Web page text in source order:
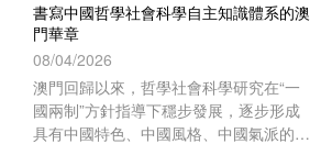
《澳門長期減碳策略》和《澳門環境保護
規劃》，謀劃可持續發展藍圖，
書寫中國哲學社會科學自主知識體系的澳
門華章
08/04/2026
澳門回歸以來，哲學社會科學研究在“一
國兩制”方針指導下穩步發展，逐步形成
具有中國特色、中國風格、中國氣派的自